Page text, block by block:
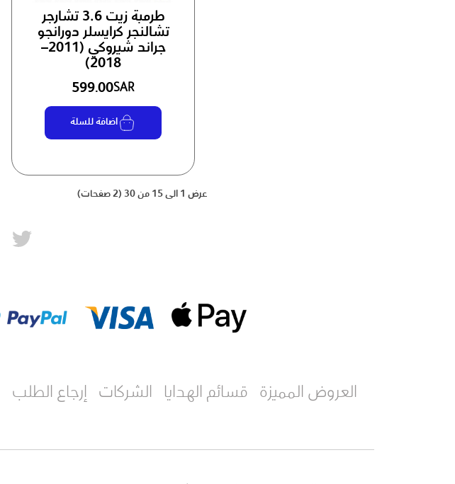
طرمبة زيت 3.6 تشارجر
تشالنجر كرايسلر دورانجو
جراند شيروكي (2011– 2018)
599.00SAR
اضافة للسلة
عرض 1 الى 15 من 30 (2 صفحات)
العروض المميزة قسائم الهدايا الشركات إرجاع الطلب